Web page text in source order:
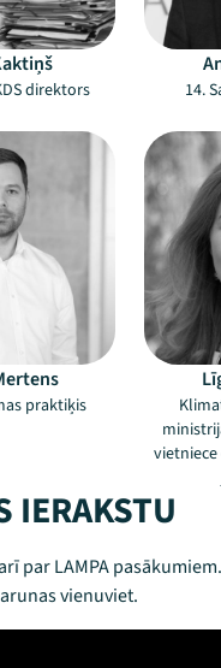
direktors 14.
praktiķis
IERAKSTU
par LAMPA
vienuviet.